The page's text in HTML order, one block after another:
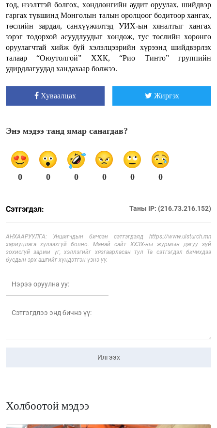
тод, нээлттэй болгох, хөндлөнгийн аудит оруулах, шийдвэр
гаргах түвшинд Монголын талын оролцоог бодитоор хангах,
төслийн зардал, санхүүжилтэд УИХ-ын хяналтыг хангах
зэрэг тодорхой асуудлуудыг хөндөж, тус төслийн хөрөнгө
оруулагчтай хийж буй хэлэлцээрийн хүрээнд шийдвэрлэх
талаар “Оюутолгой” ХХК, “Рио Тинто” группийн
удирдлагуудад хандахаар болжээ.
Хуваалцах Жиргэх
Энэ мэдээ танд ямар санагдав?
0 0 0 0 0 0
Сэтгэгдэл: Таны IP: (216.73.216.152)
АНХААРУУЛГА: Уншигчдын бичсэн сэтгэгдэлд https://www.ulsturch.mn
хариуцлага хүлээхгүй болно. Манай сайт ХХЗХ-ны журмын дагуу зүй
зохисгүй зарим үг, хэллэгийг хязгаарласан тул Та сэтгэгдэл бичихдээ
бусдын эрх ашгийг хүндэтгэн үзнэ үү.
Илгээх
Холбоотой мэдээ